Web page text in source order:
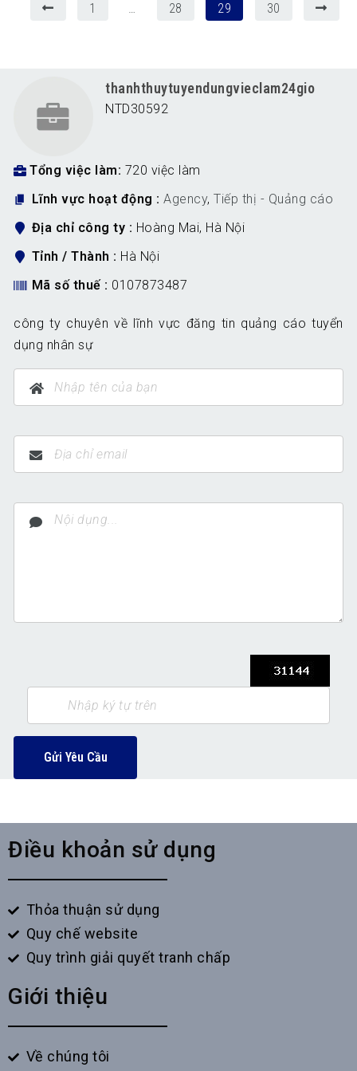
1 … 28 29 30
thanhthuytuyendungvieclam24gio
NTD30592
Tổng việc làm 720 việc làm
Lĩnh vực hoạt động
Agency,Tiếp thị - Quảng cáo
Địa chỉ công ty
Hoàng Mai, Hà Nội
Tỉnh / Thành
Hà Nội
Mã số thuế
0107873487
công ty chuyên về lĩnh vực đăng tin quảng cáo tuyển
dụng nhân sự
Gửi Yêu Cầu
Điều khoản sử dụng
Thỏa thuận sử dụng
Quy chế website
Quy trình giải quyết tranh chấp
Giới thiệu
Về chúng tôi